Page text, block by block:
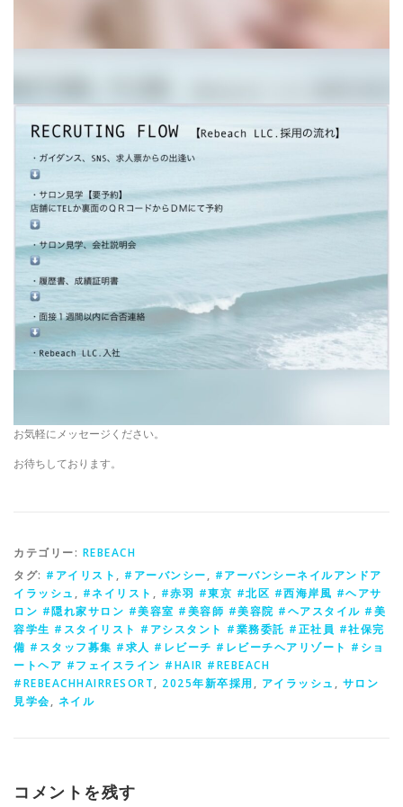
お気軽にメッセージください。
お待ちしております。
カテゴリー: REBEACH
タグ: #アイリスト , #アーバンシー, #アーバンシーネイルアンドア
イラッシュ , #ネイリスト , #赤羽 #東京 #北区 #西海岸風 #ヘアサ
ロン #隠れ家サロン #美容室 #美容師 #美容院 #ヘアスタイル #美
容学生 #スタイリスト #アシスタント #業務委託 #正社員 #社保完
備 #スタッフ募集 #求人 #レビーチ #レビーチヘアリゾート #ショ
ートヘア #フェイスライン #HAIR #REBEACH
#REBEACHHAIRRESORT, 2025年新卒採用, アイラッシュ , サロン
見学会, ネイル
コメントを残す